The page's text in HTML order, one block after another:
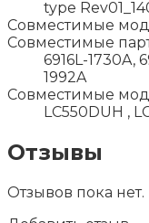
type
Совместимые
Совместимые
6916L-1730A,
1992A
Совместимые
LC550DUH ,
Отзывы
Отзывов пока нет.